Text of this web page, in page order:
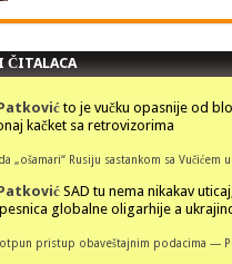
ČITALACA
to je vučku opasnije od
kačket sa retrovizorima
„ošamari“ Rusiju sastankom sa Vučićem
SAD tu nema nikakav
globalne oligarhije a
pristup obaveštajnim podacima —